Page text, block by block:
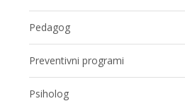
Pedagog
Preventivni programi
Psiholog